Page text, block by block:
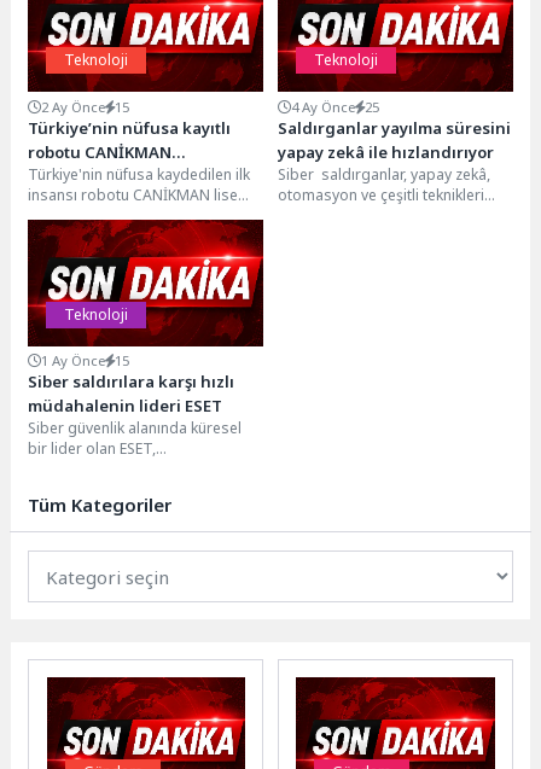
Teknoloji
2 Ay Önce 15
Türkiye’nin nüfusa kayıtlı
robotu CANİKMAN
Öğrencilerle Buluştu
Türkiye'nin nüfusa kaydedilen ilk
insansı robotu CANİKMAN lise
öğrencileriyle buluştu. Heyecan
dolu anlara sahne olan...
Teknoloji
4 Ay Önce 25
Saldırganlar yayılma süresini
yapay zekâ ile hızlandırıyor
Siber saldırganlar, yapay zekâ,
otomasyon ve çeşitli teknikleri
Teknoloji
1 Ay Önce 15
Siber saldırılara karşı hızlı
müdahalenin lideri ESET
Siber güvenlik alanında küresel
bir lider olan ESET,
(MDR)...
Tüm Kategoriler